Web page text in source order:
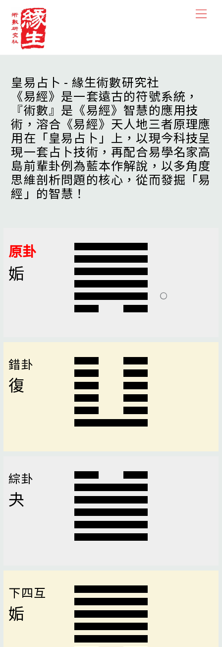
content
皇易占卜 - 緣生術數研究社
《易經》是一套遠古的符號系統，
『術數』是《易經》智慧的應用技
術，溶合《易經》天人地三者原理應
用在「皇易占卜」上，以現今科技呈
現一套占卜技術，再配合易學名家高
島前輩卦例為藍本作解說，以多角度
思維剖析問題的核心，從而發掘「易
經」的智慧！
原卦
姤
錯卦
復
綜卦
夬
下四互
姤